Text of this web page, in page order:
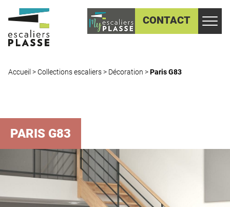
CONTACT
Accueil >Collections escaliers> Décoration >Paris G83
PARIS G83